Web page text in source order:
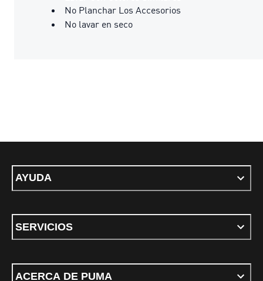
No Planchar Los Accesorios
No lavar en seco
AYUDA
SERVICIOS
ACERCA DE PUMA